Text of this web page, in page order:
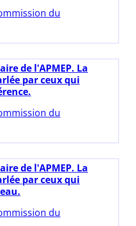
du
de l'APMEP. La
par ceux qui
du
de l'APMEP. La
par ceux qui
du